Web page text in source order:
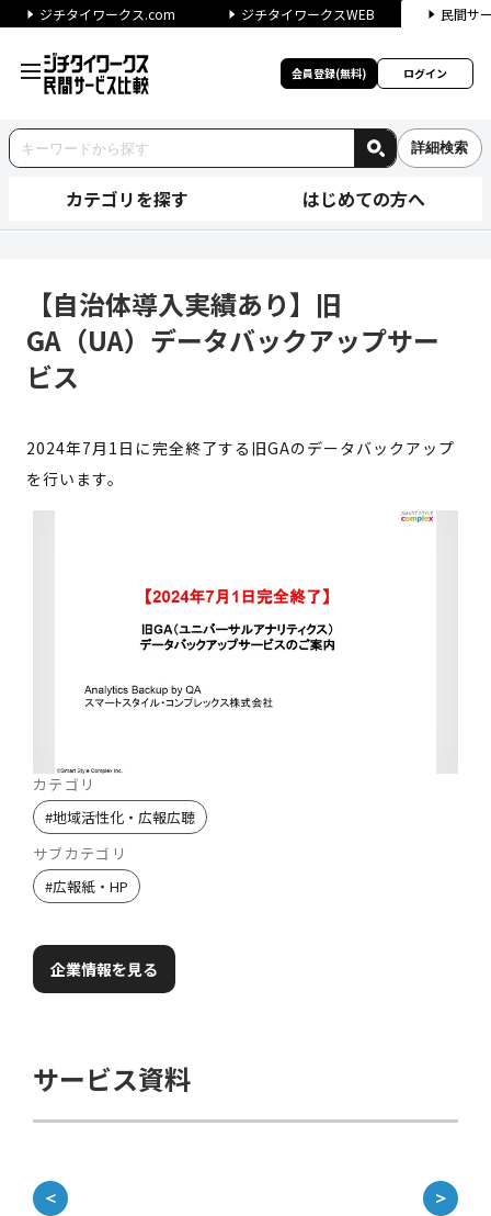
ジチタイワークス.com ジチタイワークスWEB 民間サ
会員登録(無料) ログイン
詳細検索
カテゴリを探す はじめての方へ
【自治体導入実績あり】旧
GA（UA）データバックアップサー
ビス
2024年7月1日に完全終了する旧GAのデータバックアップ
を行います。
カテゴリ
#地域活性化・広報広聴
サブカテゴリ
#広報紙・HP
企業情報を見る
サービス資料
＜ ＞